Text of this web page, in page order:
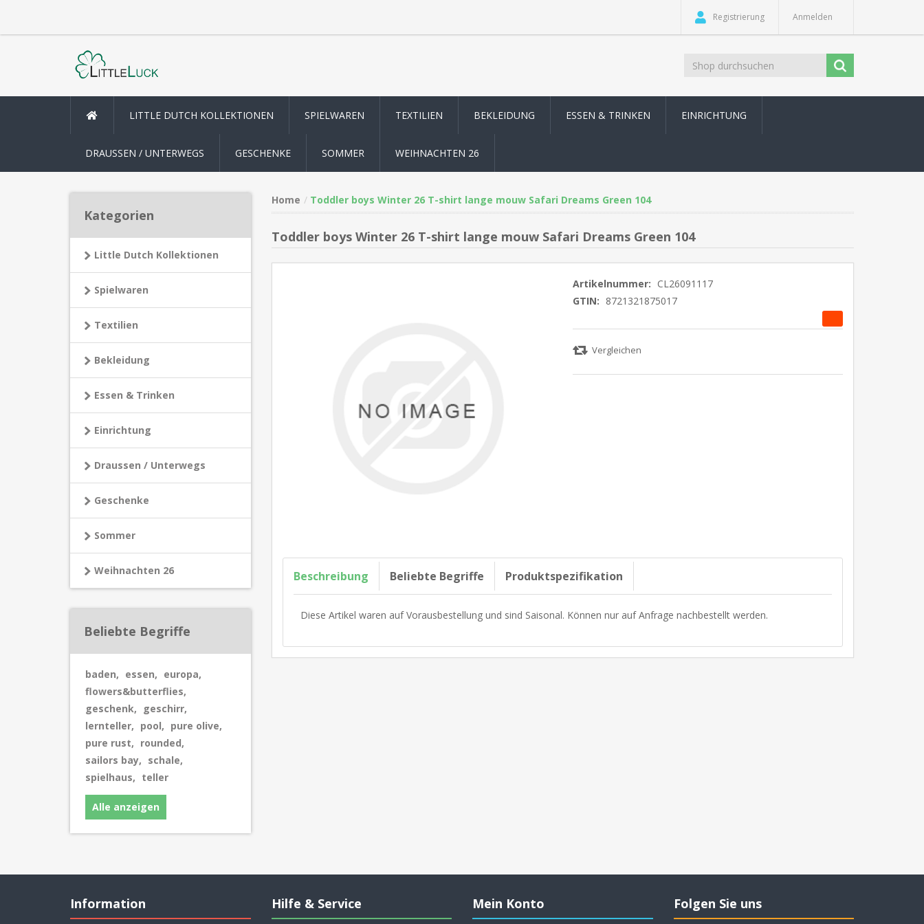
Registrierung Anmelden
LITTLE DUTCH KOLLEKTIONEN SPIELWAREN TEXTILIEN BEKLEIDUNG ESSEN & TRINKEN EINRICHTUNG
DRAUSSEN / UNTERWEGS GESCHENKE SOMMER WEIHNACHTEN 26
Kategorien
Little Dutch Kollektionen
Spielwaren
Textilien
Bekleidung
Essen & Trinken
Einrichtung
Draussen / Unterwegs
Geschenke
Sommer
Weihnachten 26
Beliebte Begriffe
baden, essen, europa,
flowers&butterflies,
geschenk, geschirr,
lernteller, pool, pure olive,
pure rust, rounded,
sailors bay, schale,
spielhaus, teller
Alle anzeigen
Home Toddler boys Winter 26 T-shirt lange mouw Safari Dreams Green 104
Toddler boys Winter 26 T-shirt lange mouw Safari Dreams Green 104
Artikelnummer: CL26091117
GTIN: 8721321875017
Beschreibung Beliebte Begriffe Produktspezifikation
Diese Artikel waren auf Vorausbestellung und sind Saisonal. Können nur auf Anfrage nachbestellt werden.
Information Hilfe & Service Mein Konto Folgen Sie uns